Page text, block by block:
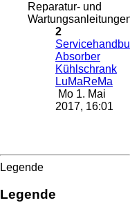
Reparatur- und
2
Absorber
Kühlschrank
LuMaReMa
Mo 1. Mai
2017, 16:01
Legende
Legende